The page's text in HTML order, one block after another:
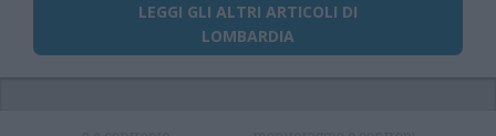
LEGGI GLI ALTRI ARTICOLI DI
LOMBARDIA